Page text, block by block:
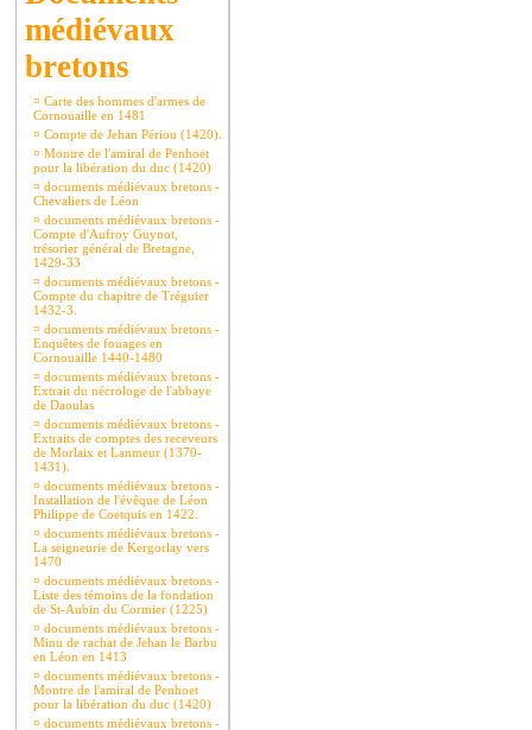
médiévaux
bretons
¤ Carte des hommes d'armes de
Cornouaille en 1481
¤ Compte de Jehan Périou (1420).
¤ Montre de l'amiral de Penhoet
pour la libération du duc (1420)
¤ documents médiévaux bretons -
Chevaliers de Léon
¤ documents médiévaux bretons -
Compte d'Aufroy Guynot,
trésorier général de Bretagne,
1429-33
¤ documents médiévaux bretons -
Compte du chapitre de Tréguier
1432-3.
¤ documents médiévaux bretons -
Enquêtes de fouages en
Cornouaille 1440-1480
¤ documents médiévaux bretons -
Extrait du nécrologe de l'abbaye
de Daoulas
¤ documents médiévaux bretons -
Extraits de comptes des receveurs
de Morlaix et Lanmeur (1370-
1431).
¤ documents médiévaux bretons -
Installation de l'évêque de Léon
Philippe de Coetquis en 1422.
¤ documents médiévaux bretons -
La seigneurie de Kergorlay vers
1470
¤ documents médiévaux bretons -
Liste des témoins de la fondation
de St-Aubin du Cormier (1225)
¤ documents médiévaux bretons -
Minu de rachat de Jehan le Barbu
en Léon en 1413
¤ documents médiévaux bretons -
Montre de l'amiral de Penhoet
pour la libération du duc (1420)
¤ documents médiévaux bretons -